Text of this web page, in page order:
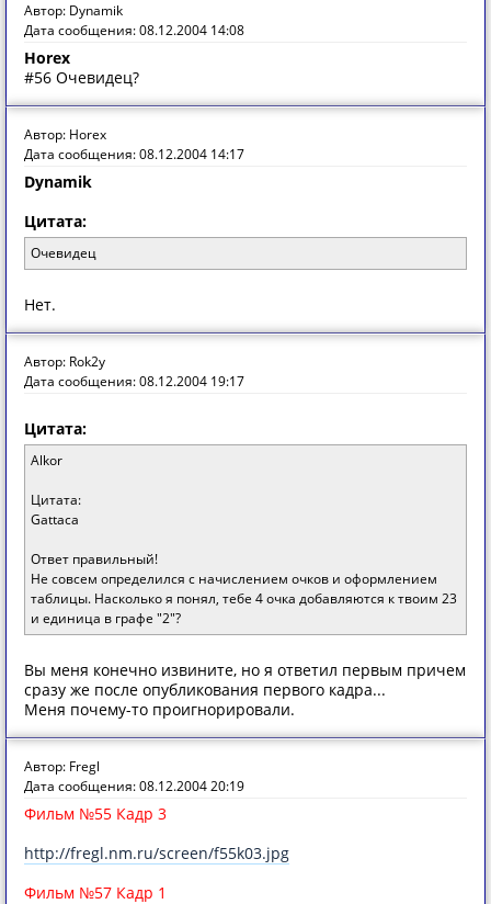
Автор: Dynamik
Дата сообщения: 08.12.2004 14:08
Horex
#56 Очевидец?
Автор: Horex
Дата сообщения: 08.12.2004 14:17
Dynamik
Цитата:
Очевидец
Нет.
Автор: Rok2y
Дата сообщения: 08.12.2004 19:17
Цитата:
Alkor
Цитата:
Gattaca
Ответ правильный!
Не совсем определился с начислением очков и оформлением
таблицы. Насколько я понял, тебе 4 очка добавляются к твоим 23
и единица в графе "2"?
Вы меня конечно извините, но я ответил первым причем
сразу же после опубликования первого кадра...
Меня почему-то проигнорировали.
Автор: Fregl
Дата сообщения: 08.12.2004 20:19
Фильм №55 Кадр 3
http://fregl.nm.ru/screen/f55k03.jpg
Фильм №57 Кадр 1